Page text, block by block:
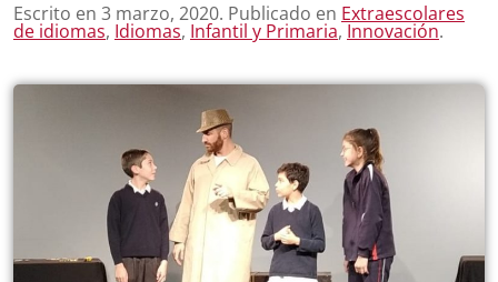
Escrito en 3 marzo, 2020. Publicado en Extraescolares
de idiomas, Idiomas, Infantil y Primaria, Innovación.